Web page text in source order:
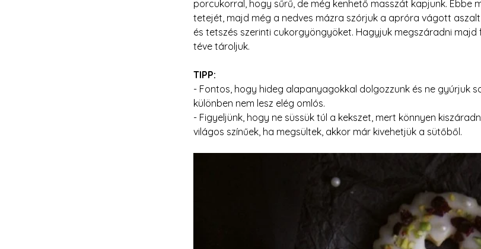
porcukorral, hogy sűrű, de még kenhető masszát kapjunk. Ebbe
tetejét, majd még a nedves mázra szórjuk a apróra vágott
és tetszés szerinti cukorgyöngyöket. Hagyjuk megszáradni
téve tároljuk.
TIPP:
- Fontos, hogy hideg alapanyagokkal dolgozzunk és ne gyúrjuk
különben nem lesz elég omlós.
- Figyeljünk, hogy ne süssük túl a kekszet, mert könnyen
világos színűek, ha megsültek, akkor már kivehetjük a sütőből.